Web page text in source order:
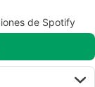
de Spotify